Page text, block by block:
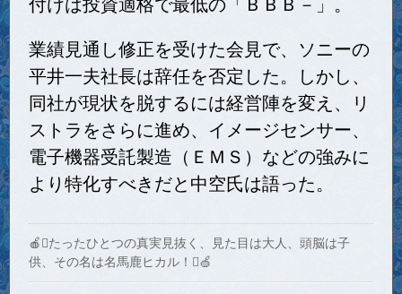
業績見通し修正を受けた会見で、ソニーの
平井一夫社長は辞任を否定した。しかし、
同社が現状を脱するには経営陣を変え、リ
ストラをさらに進め、イメージセンサー、
電子機器受託製造（ＥＭＳ）などの強みに
より特化すべきだと中空氏は語った。
🍎たったひとつの真実見抜く、見た目は大人、頭脳は子
供、その名は名馬鹿ヒカル！🍏